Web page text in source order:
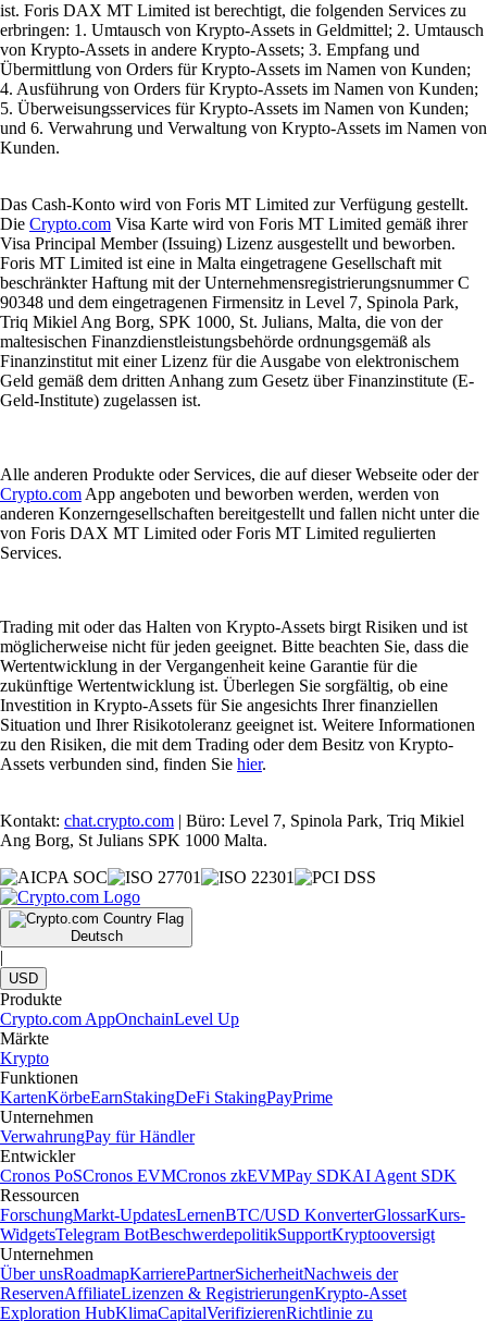
ist. Foris DAX MT Limited ist berechtigt, die folgenden Services zu
erbringen: 1. Umtausch von Krypto-Assets in Geldmittel; 2. Umtausch
von Krypto-Assets in andere Krypto-Assets; 3. Empfang und
Übermittlung von Orders für Krypto-Assets im Namen von Kunden;
4. Ausführung von Orders für Krypto-Assets im Namen von Kunden;
5. Überweisungsservices für Krypto-Assets im Namen von Kunden;
und 6. Verwahrung und Verwaltung von Krypto-Assets im Namen von
Kunden.
Das Cash-Konto wird von Foris MT Limited zur Verfügung gestellt.
Die Crypto.com Visa Karte wird von Foris MT Limited gemäß ihrer
Visa Principal Member (Issuing) Lizenz ausgestellt und beworben.
Foris MT Limited ist eine in Malta eingetragene Gesellschaft mit
beschränkter Haftung mit der Unternehmensregistrierungsnummer C
90348 und dem eingetragenen Firmensitz in Level 7, Spinola Park,
Triq Mikiel Ang Borg, SPK 1000, St. Julians, Malta, die von der
maltesischen Finanzdienstleistungsbehörde ordnungsgemäß als
Finanzinstitut mit einer Lizenz für die Ausgabe von elektronischem
Geld gemäß dem dritten Anhang zum Gesetz über Finanzinstitute (E-
Geld-Institute) zugelassen ist.
Alle anderen Produkte oder Services, die auf dieser Webseite oder der
Crypto.com App angeboten und beworben werden, werden von
anderen Konzerngesellschaften bereitgestellt und fallen nicht unter die
von Foris DAX MT Limited oder Foris MT Limited regulierten
Services.
Trading mit oder das Halten von Krypto-Assets birgt Risiken und ist
möglicherweise nicht für jeden geeignet. Bitte beachten Sie, dass die
Wertentwicklung in der Vergangenheit keine Garantie für die
zukünftige Wertentwicklung ist. Überlegen Sie sorgfältig, ob eine
Investition in Krypto-Assets für Sie angesichts Ihrer finanziellen
Situation und Ihrer Risikotoleranz geeignet ist. Weitere Informationen
zu den Risiken, die mit dem Trading oder dem Besitz von Krypto-
Assets verbunden sind, finden Sie hier.
Kontakt: chat.crypto.com | Büro: Level 7, Spinola Park, Triq Mikiel
Ang Borg, St Julians SPK 1000 Malta.
Deutsch
|
USD
Produkte
Crypto.com AppOnchainLevel Up
Märkte
Krypto
Funktionen
KartenKörbeEarnStakingDeFi StakingPayPrime
Unternehmen
VerwahrungPay für Händler
Entwickler
Cronos PoSCronos EVMCronos zkEVMPay SDKAI Agent SDK
Ressourcen
ForschungMarkt-UpdatesLernenBTC/USD KonverterGlossarKurs-
WidgetsTelegram BotBeschwerdepolitikSupportKryptooversigt
Unternehmen
Über unsRoadmapKarrierePartnerSicherheitNachweis der
ReservenAffiliateLizenzen & RegistrierungenKrypto-Asset
Exploration HubKlimaCapitalVerifizierenRichtlinie zu